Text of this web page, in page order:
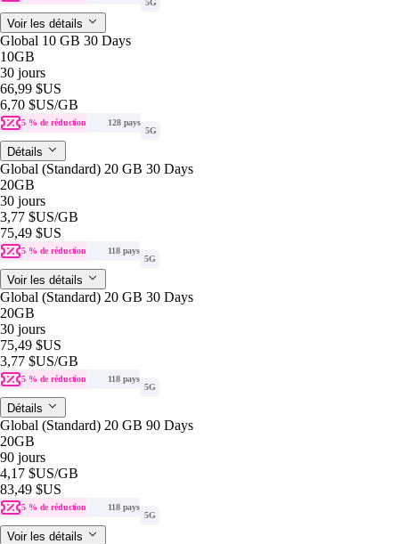
Voir les détails
Global 10 GB 30 Days
10GB
30 jours
66,99 $US
6,70 $US/GB
5 % de réduction
128 pays
5G
Détails
Global (Standard) 20 GB 30 Days
20GB
30 jours
3,77 $US/GB
75,49 $US
5 % de réduction
118 pays
5G
Voir les détails
Global (Standard) 20 GB 30 Days
20GB
30 jours
75,49 $US
3,77 $US/GB
5 % de réduction
118 pays
5G
Détails
Global (Standard) 20 GB 90 Days
20GB
90 jours
4,17 $US/GB
83,49 $US
5 % de réduction
118 pays
5G
Voir les détails